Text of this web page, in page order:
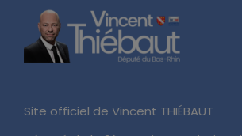
Site officiel de Vincent THIÉBAUT